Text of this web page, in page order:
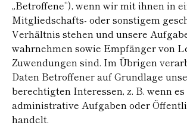
„Betroffene“), wenn wir mit ihnen in
Mitgliedschafts- oder sonstigem
Verhältnis stehen und unsere
wahrnehmen sowie Empfänger von
Zuwendungen sind. Im Übrigen
Daten Betroffener auf Grundlage
berechtigten Interessen, z. B. wenn
administrative Aufgaben oder
handelt.